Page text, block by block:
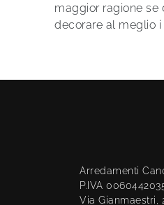
maggior ragione se
decorare al meglio
Arredamenti
P.IVA
Via Gianmaestri,